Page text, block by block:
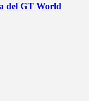
del GT World